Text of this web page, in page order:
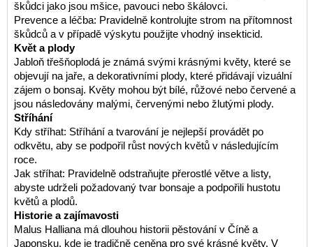
škůdci jako jsou mšice, pavouci nebo škálovci.
Prevence a léčba: Pravidelně kontrolujte strom na přítomnost
škůdců a v případě výskytu použijte vhodný insekticid.
Květ a plody
Jabloň třešňoplodá je známá svými krásnými květy, které se
objevují na jaře, a dekorativními plody, které přidávají vizuální
zájem o bonsaj. Květy mohou být bílé, růžové nebo červené a
jsou následovány malými, červenými nebo žlutými plody.
Stříhání
Kdy stříhat: Stříhání a tvarování je nejlepší provádět po
odkvětu, aby se podpořil růst nových květů v následujícím
roce.
Jak stříhat: Pravidelně odstraňujte přerostlé větve a listy,
abyste udrželi požadovaný tvar bonsaje a podpořili hustotu
květů a plodů.
Historie a zajímavosti
Malus Halliana má dlouhou historii pěstování v Číně a
Japonsku, kde je tradičně ceněna pro své krásné květy. V